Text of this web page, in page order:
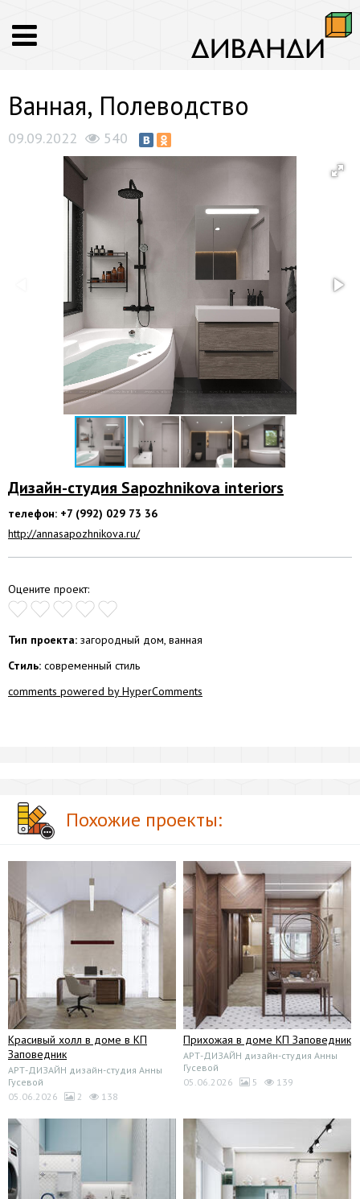
Ванная, Полеводство
09.09.2022 540
Дизайн-студия Sapozhnikova interiors
телефон: +7 (992) 029 73 36
http://annasapozhnikova.ru/
Оцените проект:
Тип проекта: загородный дом, ванная
Стиль: современный стиль
comments powered by HyperComments
Похожие проекты:
Красивый холл в доме в КП
Заповедник
АРТ-ДИЗАЙН дизайн-студия Анны
Гусевой
05.06.2026
2 138
Прихожая в доме КП Заповедник
АРТ-ДИЗАЙН дизайн-студия Анны
Гусевой
05.06.2026
5 139